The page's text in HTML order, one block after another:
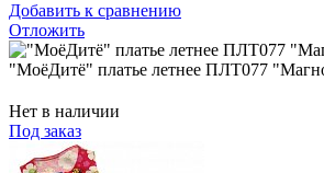
Добавить к сравнению
Отложить
"МоёДитё" платье летнее ПЛТ077
Нет в наличии
Под заказ